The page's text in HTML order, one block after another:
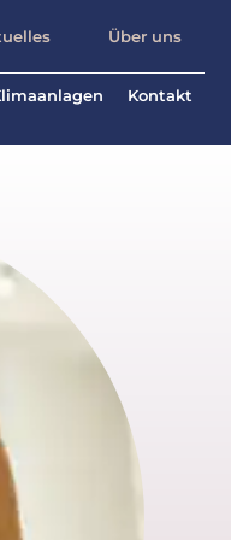
Über uns
Kontakt